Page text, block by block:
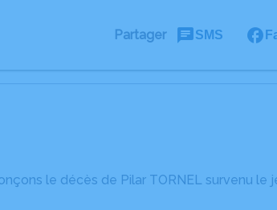
Partager SMS
le décès de Pilar TORNEL survenu le